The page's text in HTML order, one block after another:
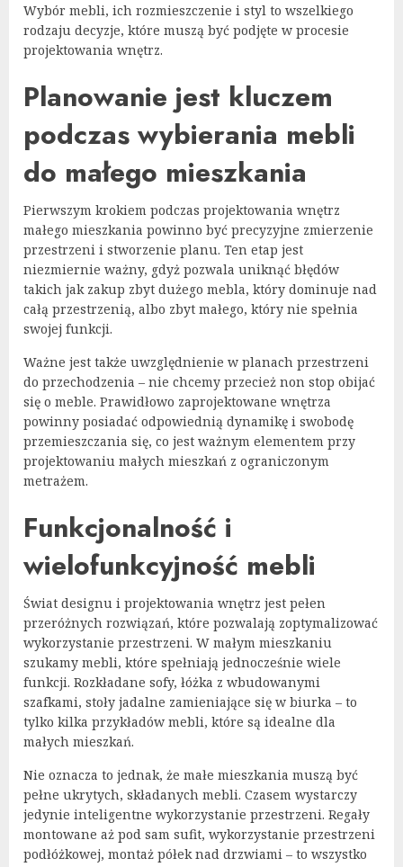
Wybór mebli, ich rozmieszczenie i styl to wszelkiego
rodzaju decyzje, które muszą być podjęte w procesie
projektowania wnętrz.
Planowanie jest kluczem
podczas wybierania mebli
do małego mieszkania
Pierwszym krokiem podczas projektowania wnętrz
małego mieszkania powinno być precyzyjne zmierzenie
przestrzeni i stworzenie planu. Ten etap jest
niezmiernie ważny, gdyż pozwala uniknąć błędów
takich jak zakup zbyt dużego mebla, który dominuje nad
całą przestrzenią, albo zbyt małego, który nie spełnia
swojej funkcji.
Ważne jest także uwzględnienie w planach przestrzeni
do przechodzenia – nie chcemy przecież non stop obijać
się o meble. Prawidłowo zaprojektowane wnętrza
powinny posiadać odpowiednią dynamikę i swobodę
przemieszczania się, co jest ważnym elementem przy
projektowaniu małych mieszkań z ograniczonym
metrażem.
Funkcjonalność i
wielofunkcyjność mebli
Świat designu i projektowania wnętrz jest pełen
przeróżnych rozwiązań, które pozwalają zoptymalizować
wykorzystanie przestrzeni. W małym mieszkaniu
szukamy mebli, które spełniają jednocześnie wiele
funkcji. Rozkładane sofy, łóżka z wbudowanymi
szafkami, stoły jadalne zamieniające się w biurka – to
tylko kilka przykładów mebli, które są idealne dla
małych mieszkań.
Nie oznacza to jednak, że małe mieszkania muszą być
pełne ukrytych, składanych mebli. Czasem wystarczy
jedynie inteligentne wykorzystanie przestrzeni. Regały
montowane aż pod sam sufit, wykorzystanie przestrzeni
podłóżkowej, montaż półek nad drzwiami – to wszystko